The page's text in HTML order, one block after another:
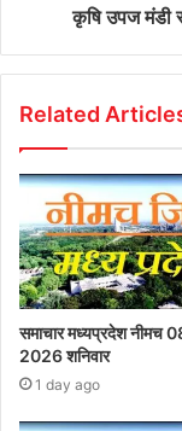
कृषि उपज मंडी
Related
समाचार मध्यप्रदेश नीमच
2026 शनिवार
1 day ago